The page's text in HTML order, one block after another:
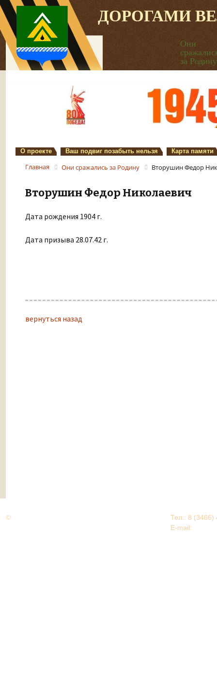
ДОРОГАМИ
Они
за Родину
О проекте Ваш подвиг позабыть нельзя Карта памяти
Главная Они сражались за Родину Вторушин Федор
Вторушин Федор Николаевич
Дата рождения 1904 г.
Дата призыва 28.07.42 г.
вернуться назад
©
Тел.: 8 (3466)
E-mail: